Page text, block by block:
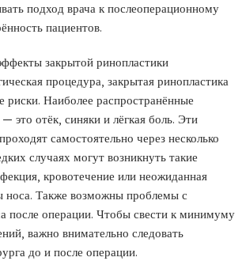
подход врача к послеоперационному
пациентов.
закрытой ринопластики
процедура, закрытая ринопластика
риски. Наиболее распространённые
это отёк, синяки и лёгкая боль. Эти
самостоятельно через несколько
случаях могут возникнуть такие
кровотечение или неожиданная
Также возможны проблемы с
после операции. Чтобы свести к минимуму
важно внимательно следовать
до и после операции.